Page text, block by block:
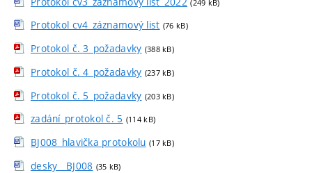
(249 kB)
Protokol cv4_záznamový list (76 kB)
Protokol č. 3_požadavky (388 kB)
Protokol č. 4_požadavky (237 kB)
Protokol č. 5_požadavky (203 kB)
zadání_protokol č. 5 (114 kB)
BJ008_hlavička protokolu (17 kB)
desky__BJ008 (35 kB)